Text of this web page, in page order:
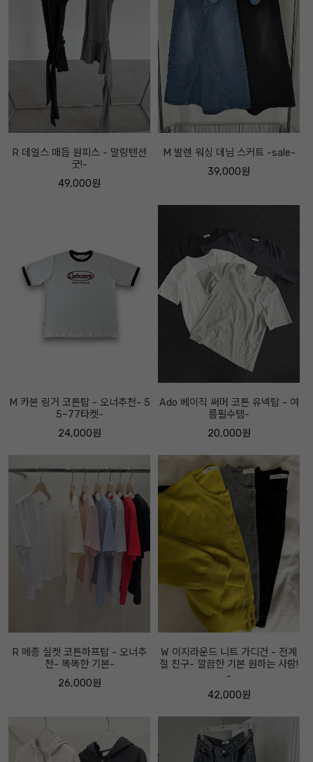
R 데얼스 매듭 원피스 - 말랑텐션
굿!-
49,000원
M 발렌 워싱 데님 스커트 -sale-
39,000원
M 카본 링거 코튼탑 - 오너추천- 5
5~77타켓-
24,000원
Ado 베이직 써머 코튼 유넥탑 - 여
름필수템-
20,000원
R 메종 실켓 코튼하프탑 - 오너추
천- 똑똑한 기본-
26,000원
W 이지라운드 니트 가디건 - 전계
절 친구- 깔끔한 기본 원하는 사람!
-
42,000원